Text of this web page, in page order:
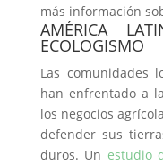
más información
AMÉRICA
ECOLOGISMO
Las comunidades
han enfrentado a
los negocios
defender sus
duros. Un estudio